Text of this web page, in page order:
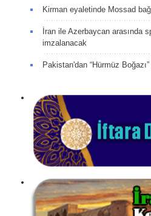
Kirman eyaletinde Mossad
İran ile Azerbaycan arasında
imzalanacak
Pakistan'dan “Hürmüz Boğazı”